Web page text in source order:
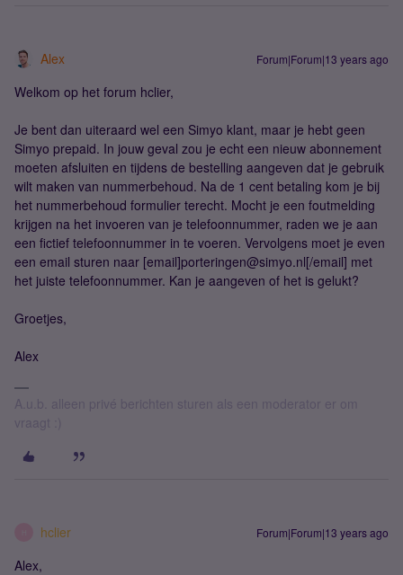
Alex Forum|Forum|13 years ago
Welkom op het forum hclier,
Je bent dan uiteraard wel een Simyo klant, maar je hebt geen
Simyo prepaid. In jouw geval zou je echt een nieuw abonnement
moeten afsluiten en tijdens de bestelling aangeven dat je gebruik
wilt maken van nummerbehoud. Na de 1 cent betaling kom je bij
het nummerbehoud formulier terecht. Mocht je een foutmelding
krijgen na het invoeren van je telefoonnummer, raden we je aan
een fictief telefoonnummer in te voeren. Vervolgens moet je even
een email sturen naar [email]porteringen@simyo.nl[/email] met
het juiste telefoonnummer. Kan je aangeven of het is gelukt?
Groetjes,
Alex
A.u.b. alleen privé berichten sturen als een moderator er om
vraagt :)
hclier Forum|Forum|13 years ago
Alex,